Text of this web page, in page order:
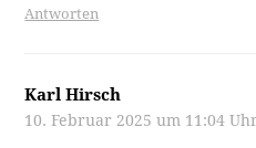
Antworten
Karl Hirsch
10. Februar 2025 um 11:04 Uhr